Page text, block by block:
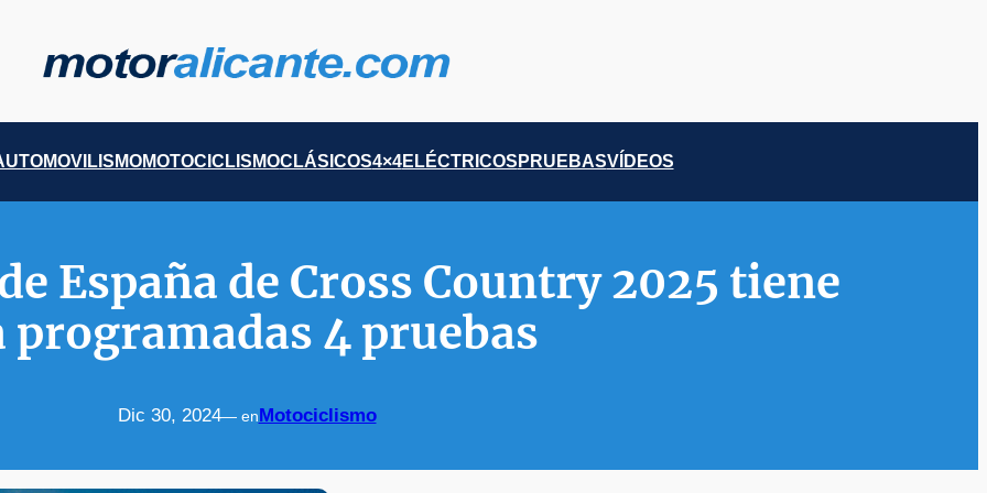
MOTOCICLISMOCLÁSICOS4×4ELÉCTRICOS PRUEBASVÍDEOS
España de Cross Country 2025 tiene
programadas 4 pruebas
Dic 30, 2024— enMotociclismo